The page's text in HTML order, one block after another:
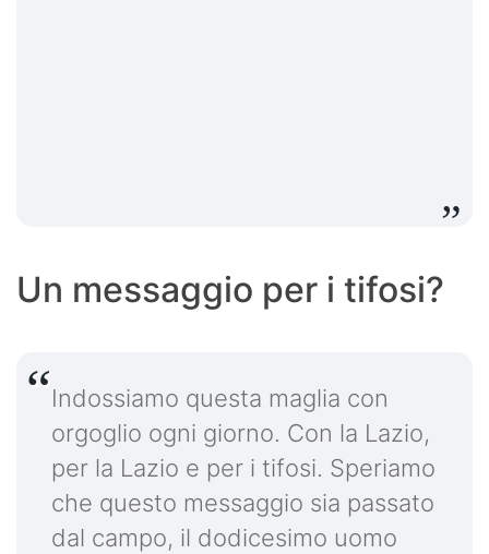
Un messaggio per i tifosi?
Indossiamo questa maglia con
orgoglio ogni giorno. Con la Lazio,
per la Lazio e per i tifosi. Speriamo
che questo messaggio sia passato
dal campo, il dodicesimo uomo